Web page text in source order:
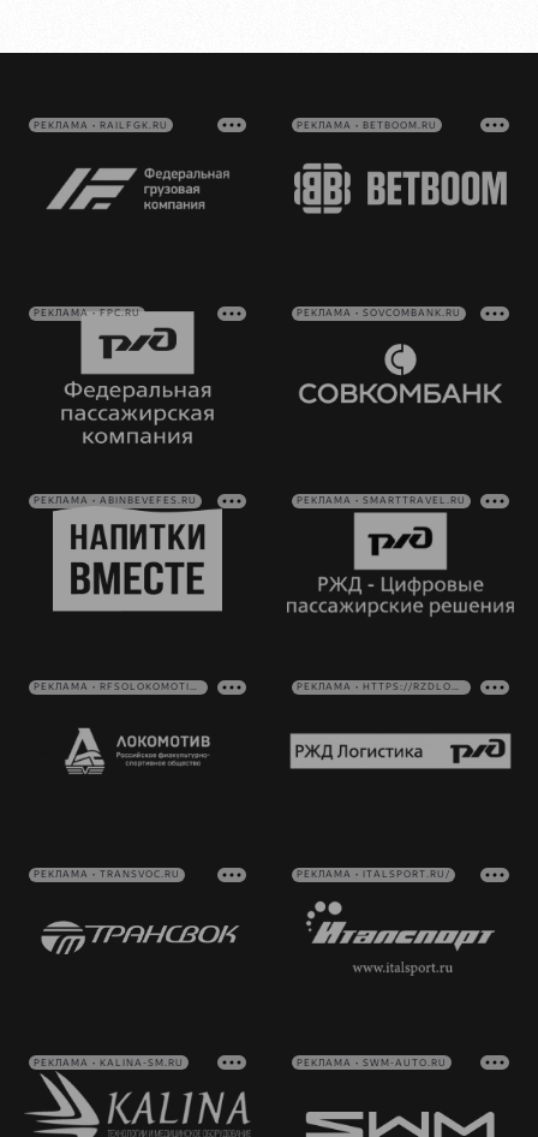
РЕКЛАМА • RAILFGK.RU РЕКЛАМА • BETBOOM.RU
РЕКЛАМА • FPC.RU РЕКЛАМА • SOVCOMBANK.RU
РЕКЛАМА • ABINBEVEFES.RU РЕКЛАМА • SMARTTRAVEL.RU
РЕКЛАМА • RFSOLOKOMOTIV.RU РЕКЛАМА • HTTPS://RZDLOG.RU/
РЕКЛАМА • TRANSVOC.RU РЕКЛАМА • ITALSPORT.RU/
РЕКЛАМА • KALINA-SM.RU РЕКЛАМА • SWM-AUTO.RU